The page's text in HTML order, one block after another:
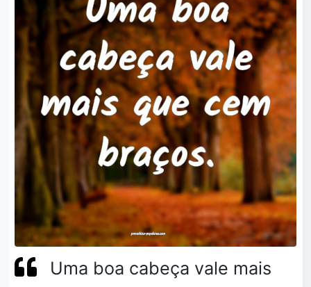
Uma boa cabeça vale mais